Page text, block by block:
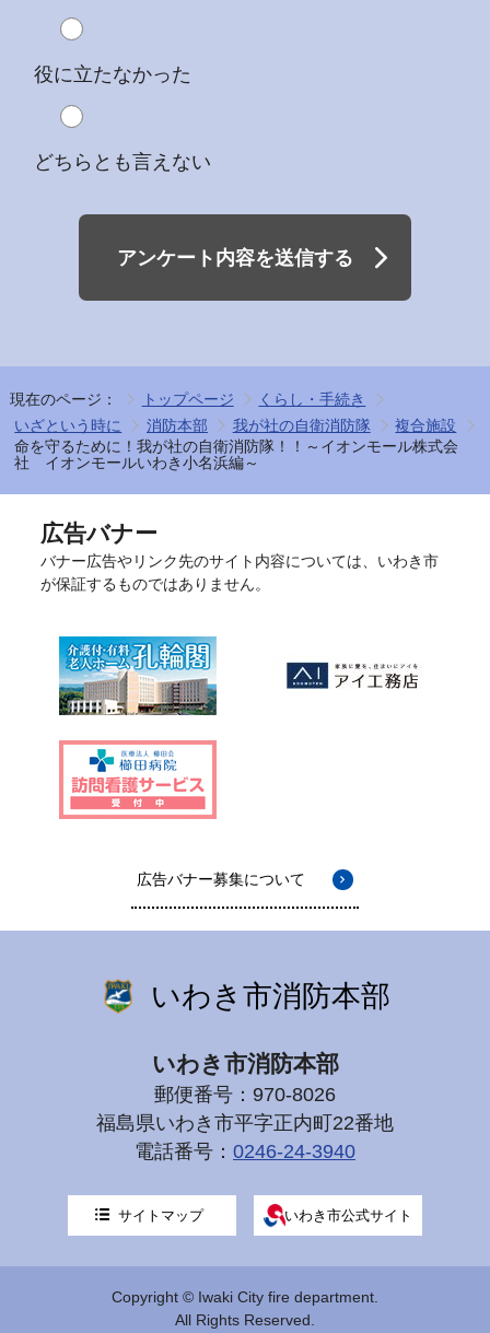
役に立たなかった
どちらとも言えない
アンケート内容を送信する
現在のページ： トップページ
くらし・手続き
いざという時に
消防本部 我が社の自衛消防隊
複合施設
命を守るために！我が社の自衛消防隊！！～イオンモール株式会
社 イオンモールいわき小名浜編～
広告バナー
バナー広告やリンク先のサイト内容については、いわき市
が保証するものではありません。
広告バナー募集について
いわき市消防本部
いわき市消防本部
郵便番号：970-8026
福島県いわき市平字正内町22番地
電話番号： 0246-24-3940
サイトマップ いわき市公式サイト
Copyright © Iwaki City fire department.
All Rights Reserved.